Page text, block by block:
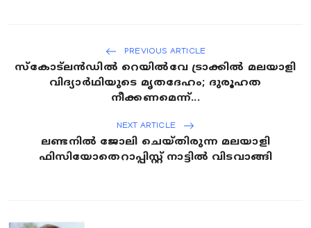
PREVIOUS ARTICLE
സ്കോട്‌ലൻഡിൽ റെയിൽവേ ട്രാക്കിൽ മലയാളി
വിദ്യാർഥിയുടെ മൃതദേഹം; ദുരൂഹത
നീക്കണമെന്ന്...
NEXT ARTICLE
ലണ്ടനിൽ ജോലി ചെയ്തിരുന്ന മലയാളി
ഫിസിയോതെറാപ്പിസ്റ്റ് നാട്ടിൽ വിടവാങ്ങി